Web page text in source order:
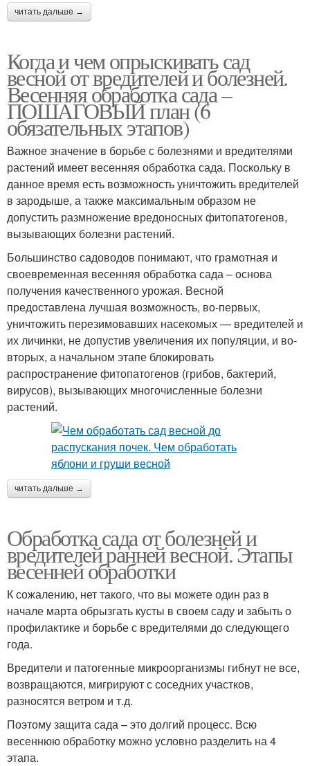
читать дальше →
Когда и чем опрыскивать сад
весной от вредителей и болезней.
Весенняя обработка сада –
ПОШАГОВЫЙ план (6
обязательных этапов)
Важное значение в борьбе с болезнями и вредителями
растений имеет весенняя обработка сада. Поскольку в
данное время есть возможность уничтожить вредителей
в зародыше, а также максимальным образом не
допустить размножение вредоносных фитопатогенов,
вызывающих болезни растений.
Большинство садоводов понимают, что грамотная и
своевременная весенняя обработка сада – основа
получения качественного урожая. Весной
предоставлена лучшая возможность, во-первых,
уничтожить перезимовавших насекомых — вредителей и
их личинки, не допустив увеличения их популяции, и во-
вторых, а начальном этапе блокировать
распространение фитопатогенов (грибов, бактерий,
вирусов), вызывающих многочисленные болезни
растений.
читать дальше →
Обработка сада от болезней и
вредителей ранней весной. Этапы
весенней обработки
К сожалению, нет такого, что вы можете один раз в
начале марта обрызгать кусты в своем саду и забыть о
профилактике и борьбе с вредителями до следующего
года.
Вредители и патогенные микроорганизмы гибнут не все,
возвращаются, мигрируют с соседних участков,
разносятся ветром и т.д.
Поэтому защита сада – это долгий процесс. Всю
весеннюю обработку можно условно разделить на 4
этапа.